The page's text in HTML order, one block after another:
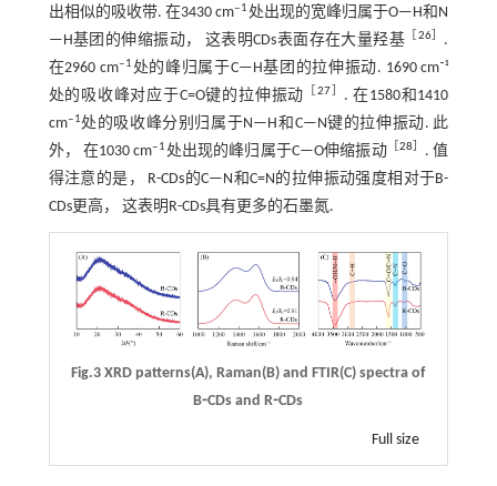
出相似的吸收带. 在3430 cm‒1 处出现的宽峰归属于O—H和N
—H基团的伸缩振动， 这表明CDs表面存在大量羟基
26］ .
在2960 cm‒1 处的峰归属于C—H基团的拉伸振动. 1690 cm⁻¹
处的吸收峰对应于C=O键的拉伸振动
27］ . 在1580和1410
cm‒1处的吸收峰分别归属于N—H和C—N键的拉伸振动. 此
外， 在1030 cm‒1 处出现的峰归属于C—O伸缩振动［ 28
. 值
得注意的是， R-CDs的C—N和C=N的拉伸振动强度相对于B-
CDs更高， 这表明R-CDs具有更多的石墨氮.
Fig.3 XRD patterns(A), Raman(B) and FTIR(C) spectra of
B⁃CDs and R⁃CDs
Full size